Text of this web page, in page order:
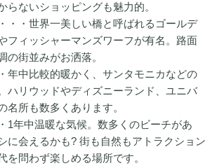
らないショッピングも魅力的。
・・・世界一美しい橋と呼ばれるゴールデ
フィッシャーマンズワーフが有名。路面
の街並みがお洒落。
年中比較的暖かく、サンタモニカなどの
ハリウッドやディズニーランド、ユニバ
名所も数多くあります。
1年中温暖な気候。数多くのビーチがあ
に会えるかも? 街も自然もアトラクション
を問わず楽しめる場所です。